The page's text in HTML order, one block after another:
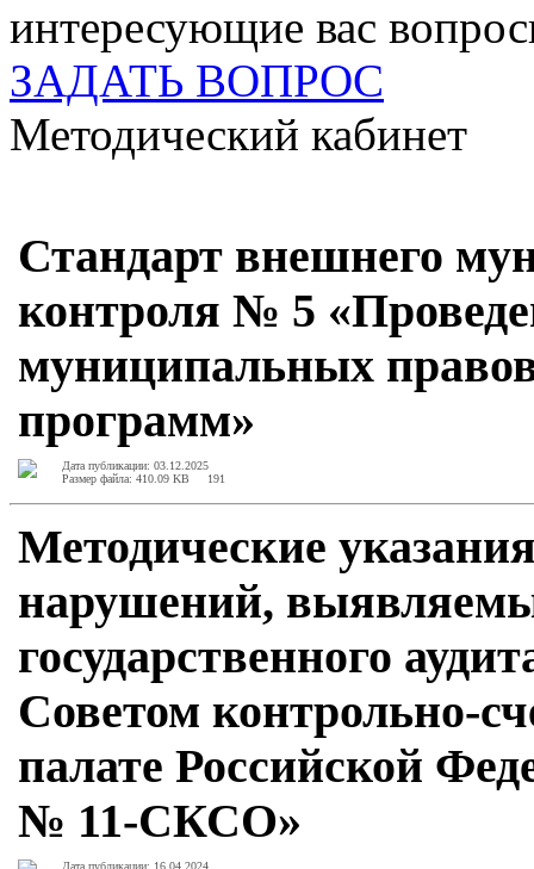
интересующие вас
ЗАДАТЬ ВОПРОС
Методический кабинет
Стандарт внешнего
контроля № 5
муниципальных
программ»
Дата публикации: 03.12.2025
Размер файла: 410.09 KB
191
Методические
нарушений,
государственного
Советом контрольно-
палате Российской
№ 11-СКСО»
Дата публикации: 16.04.2024